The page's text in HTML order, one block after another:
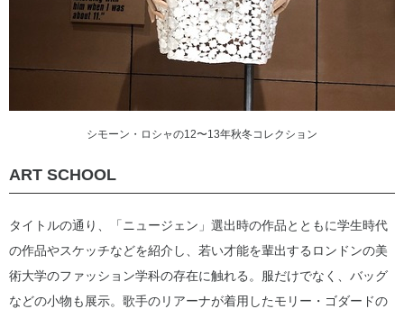
シモーン・ロシャの12〜13年秋冬コレクション
ART SCHOOL
タイトルの通り、「ニュージェン」選出時の作品とともに学生時代
の作品やスケッチなどを紹介し、若い才能を輩出するロンドンの美
術大学のファッション学科の存在に触れる。服だけでなく、バッグ
などの小物も展示。歌手のリアーナが着用したモリー・ゴダードの